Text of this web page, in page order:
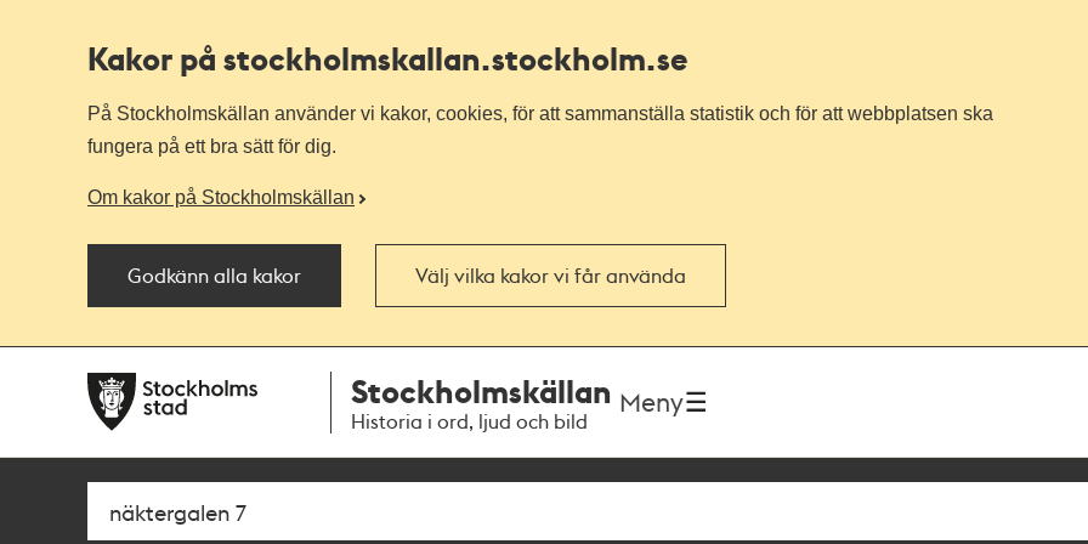
Kakor på stockholmskallan.stockholm.se
På Stockholmskällan använder vi kakor, cookies, för att sammanställa statistik och för att webbplatsen ska
fungera på ett bra sätt för dig.
Om kakor på Stockholmskällan
Godkänn alla kakor Välj vilka kakor vi får använda
navigationen
huvudinnehållet
Stockholmskällan
Historia i ord, ljud och bild
Meny
Sök